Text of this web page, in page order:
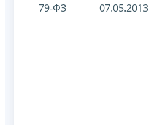
79-ФЗ 07.05.2013